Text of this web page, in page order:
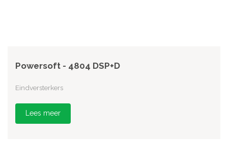
Powersoft - 4804 DSP+D
Eindversterkers
Lees meer